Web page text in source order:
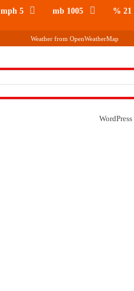
21 %
1005 mb
5 mph
Weather from OpenWeatherMap
WordPress